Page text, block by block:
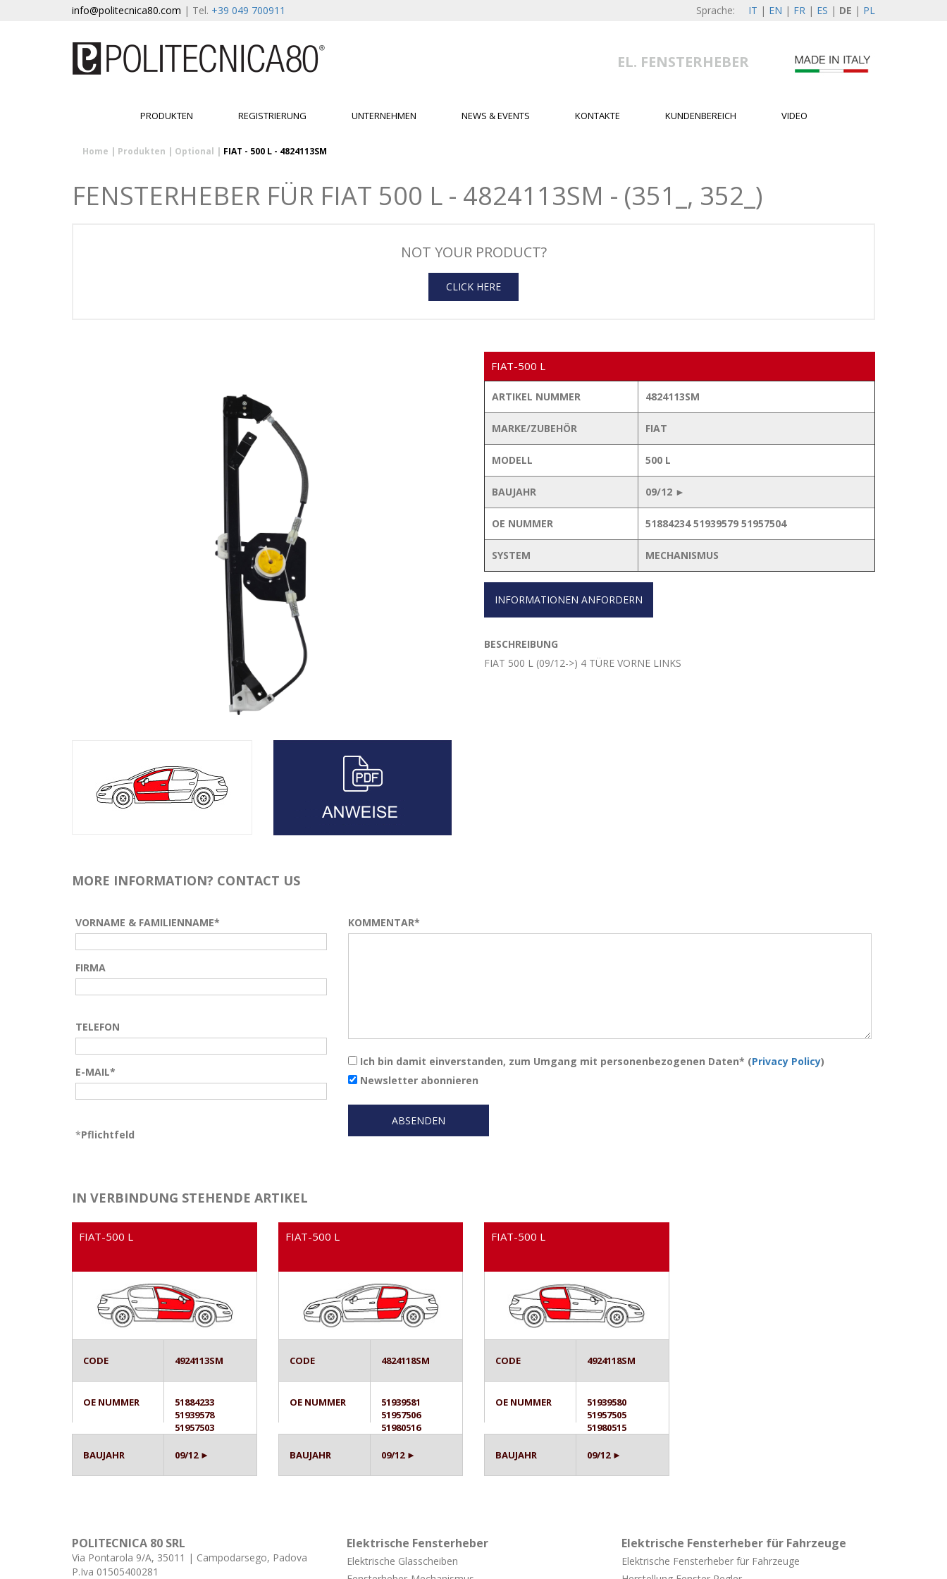
info@politecnica80.com | Tel. +39 049 700911 Sprache: IT | EN | FR | ES | DE | PL
EL. FENSTERHEBER
PRODUKTEN REGISTRIERUNG UNTERNEHMEN NEWS & EVENTS KONTAKTE KUNDENBEREICH VIDEO
Home | Produkten | Optional | FIAT - 500 L - 4824113SM
FENSTERHEBER FÜR FIAT 500 L - 4824113SM - (351_, 352_)
NOT YOUR PRODUCT?
CLICK HERE
FIAT-500 L
ARTIKEL NUMMER 4824113SM
MARKE/ZUBEHÖR FIAT
MODELL 500 L
BAUJAHR 09/12 ►
OE NUMMER 51884234 51939579 51957504
SYSTEM MECHANISMUS
INFORMATIONEN ANFORDERN
BESCHREIBUNG
FIAT 500 L (09/12->) 4 TÜRE VORNE LINKS
MORE INFORMATION? CONTACT US
VORNAME & FAMILIENNAME*
FIRMA
TELEFON
E-MAIL*
*Pflichtfeld
KOMMENTAR*
Ich bin damit einverstanden, zum Umgang mit personenbezogenen Daten* (Privacy Policy)
Newsletter abonnieren
IN VERBINDUNG STEHENDE ARTIKEL
FIAT-500 L
CODE 4924113SM
OE NUMMER
51884233
51939578
51957503
BAUJAHR 09/12 ►
FIAT-500 L
CODE 4824118SM
OE NUMMER
51939581
51957506
51980516
BAUJAHR 09/12 ►
FIAT-500 L
CODE 4924118SM
OE NUMMER
51939580
51957505
51980515
BAUJAHR 09/12 ►
POLITECNICA 80 SRL
Via Pontarola 9/A, 35011 | Campodarsego, Padova
P.Iva 01505400281
Elektrische Fensterheber
Elektrische Glasscheiben
Elektrische Fensterheber für Fahrzeuge
Elektrische Fensterheber für Fahrzeuge